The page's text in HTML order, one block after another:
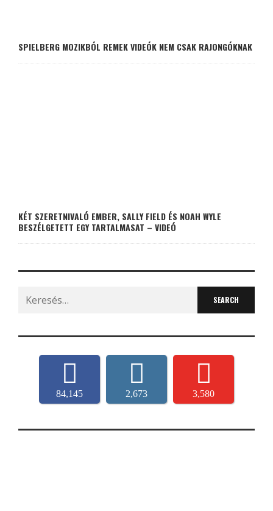
SPIELBERG MOZIKBÓL REMEK VIDEÓK NEM CSAK RAJONGÓKNAK
KÉT SZERETNIVALÓ EMBER, SALLY FIELD ÉS NOAH WYLE
BESZÉLGETETT EGY TARTALMASAT – VIDEÓ
Search
for:
84,145 2,673 3,580